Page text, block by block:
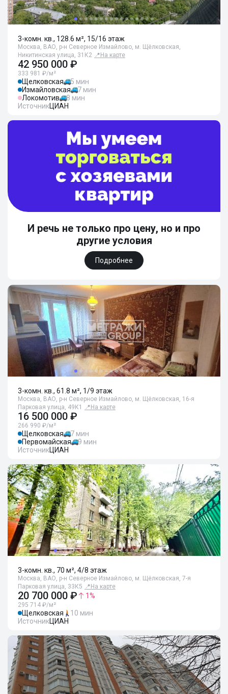
3-комн. кв., 128.6 м², 15/16 этаж
Москва, ВАО, р-н Северное Измайлово, м. Щёлковская,
Никитинская улица, 31К2 📍 На карте
42 950 000 ₽
333 981 ₽/м²
Щелковская
5 мин
Измайловская
7 мин
Локомотив
8 мин
ИсточникЦИАН
И речь не только про цену, но и про
другие условия
Подробнее
3-комн. кв., 61.8 м², 1/9 этаж
Москва, ВАО, р-н Северное Измайлово, м. Щёлковская, 16-я
Парковая улица, 49К1
📍 На карте
16 500 000 ₽
266 990 ₽/м²
Щелковская
7 мин
Первомайская
9 мин
ИсточникЦИАН
3-комн. кв., 70 м², 4/8 этаж
Москва, ВАО, р-н Северное Измайлово, м. Щёлковская, 7-я
Парковая улица, 33К5 📍 На карте
20 700 000 ₽ 1%
295 714 ₽/м²
Щелковская
10 мин
ИсточникЦИАН